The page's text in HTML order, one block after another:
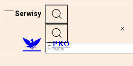
Serwisy
PRO